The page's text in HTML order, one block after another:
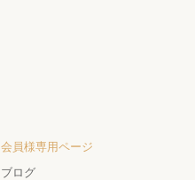
会員様専用ページ
ブログ